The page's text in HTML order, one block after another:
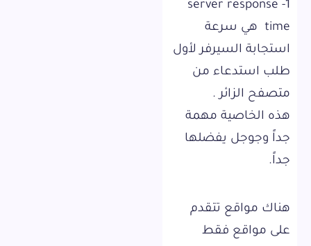
1- server response
time هي سرعة
استجابة السيرفر لأول
طلب استدعاء من
متصفح الزائر .
هذه الخاصية مهمة
جداً وجوجل يفضلها
جداً.
هناك مواقع تتقدم
على مواقع فقط